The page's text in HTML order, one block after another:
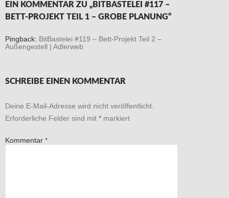
EIN KOMMENTAR ZU „BITBASTELEI #117 –
BETT-PROJEKT TEIL 1 – GROBE PLANUNG“
Pingback: BitBastelei #119 – Bett-Projekt Teil 2 –
Außengestell | Adlerweb
SCHREIBE EINEN KOMMENTAR
Deine E-Mail-Adresse wird nicht veröffentlicht.
Erforderliche Felder sind mit * markiert
Kommentar *